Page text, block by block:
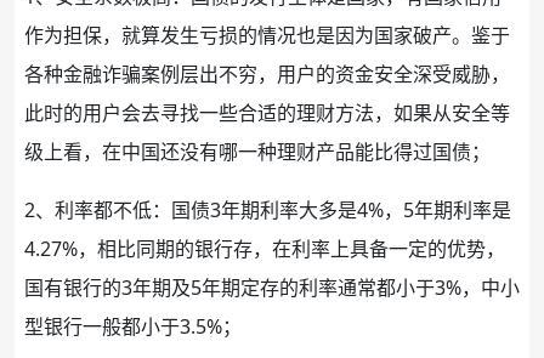
作为担保，就算发生亏损的情况也是因为国家破产。鉴于
各种金融诈骗案例层出不穷，用户的资金安全深受威胁，
此时的用户会去寻找一些合适的理财方法，如果从安全等
级上看，在中国还没有哪一种理财产品能比得过国债；
2、利率都不低：国债3年期利率大多是4%，5年期利率是
4.27%，相比同期的银行存，在利率上具备一定的优势，
国有银行的3年期及5年期定存的利率通常都小于3%，中小
型银行一般都小于3.5%；